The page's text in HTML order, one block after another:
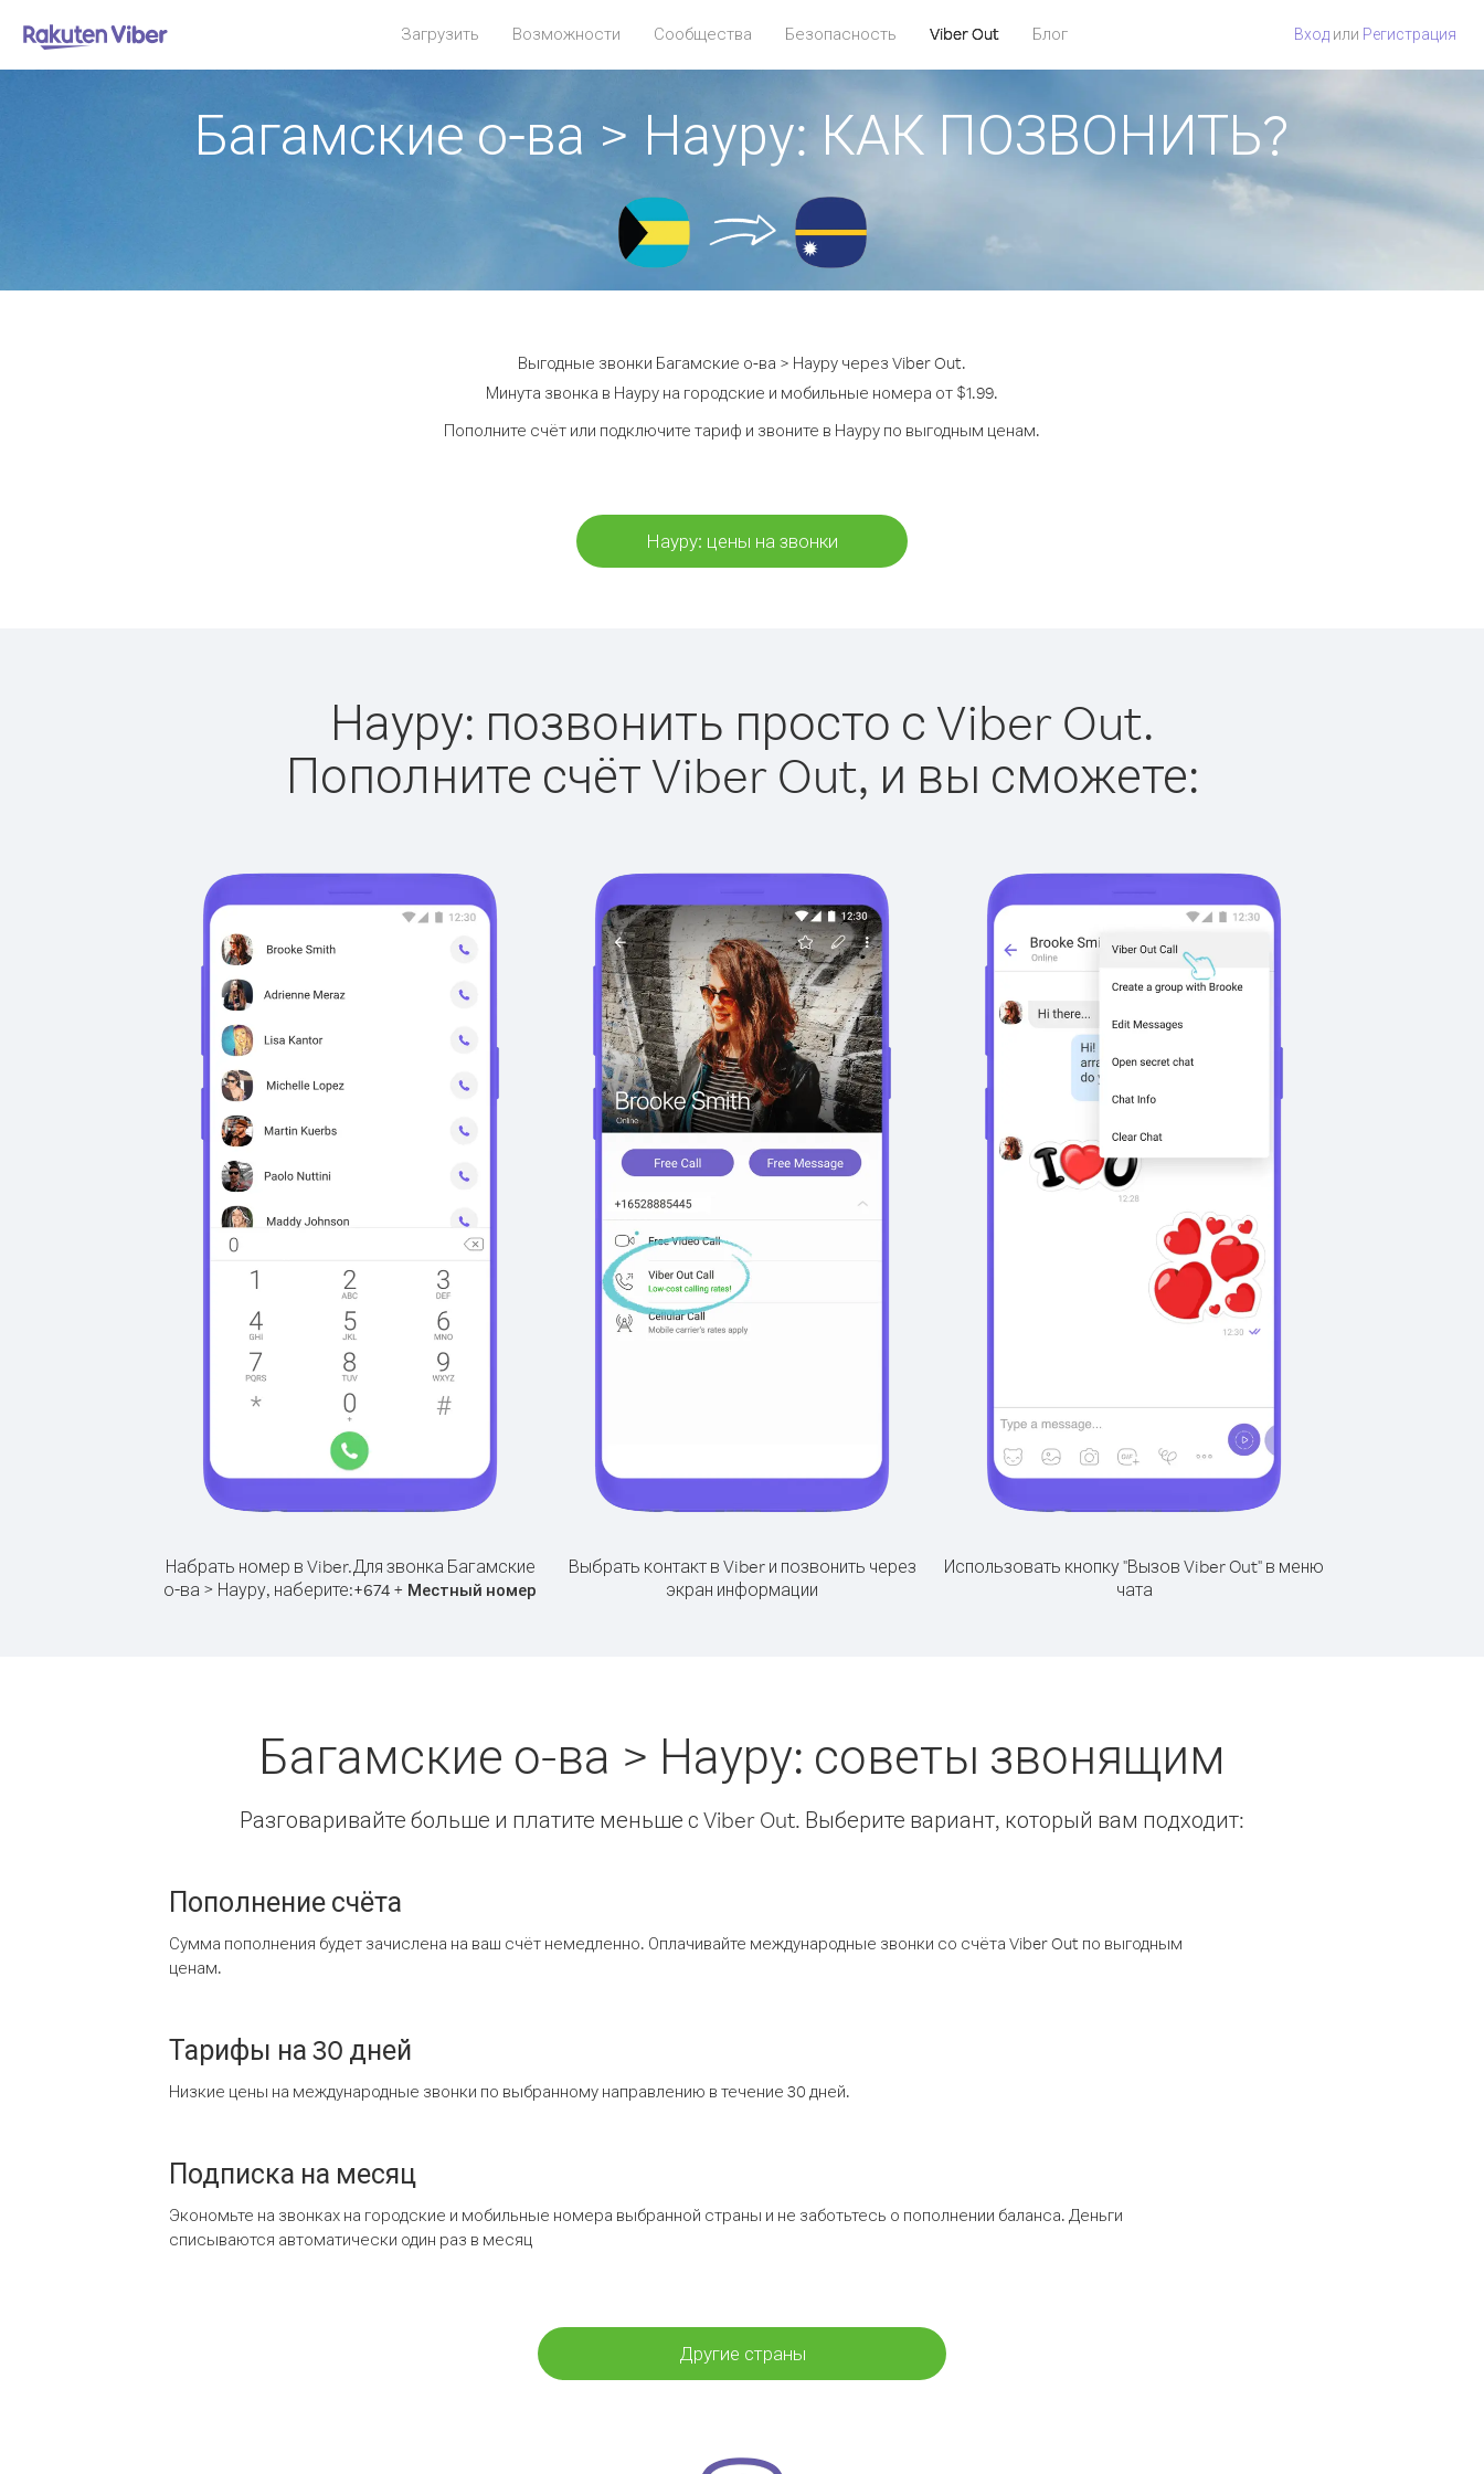
Загрузить Возможности Сообщества Безопасность Viber Out Блог Вход или Регистрация
Багамские о-ва > Науру: КАК ПОЗВОНИТЬ?
Выгодные звонки Багамские о-ва > Науру через Viber Out.
Минута звонка в Науру на городские и мобильные номера от $1.99.
Пополните счёт или подключите тариф и звоните в Науру по выгодным ценам.
Науру: цены на звонки
Науру: позвонить просто с Viber Out.
Пополните счёт Viber Out, и вы сможете:
Набрать номер в Viber.Для звонка Багамские
о-ва > Науру, наберите:+674 + Местный номер
Выбрать контакт в Viber и позвонить через
экран информации
Использовать кнопку "Вызов Viber Out" в меню
чата
Багамские о-ва > Науру: советы звонящим
Разговаривайте больше и платите меньше с Viber Out. Выберите вариант, который вам подходит:
Пополнение счёта
Сумма пополнения будет зачислена на ваш счёт немедленно. Оплачивайте международные звонки со счёта Viber Out по выгодным
ценам.
Тарифы на 30 дней
Низкие цены на международные звонки по выбранному направлению в течение 30 дней.
Подписка на месяц
Экономьте на звонках на городские и мобильные номера выбранной страны и не заботьтесь о пополнении баланса. Деньги
списываются автоматически один раз в месяц
Другие страны